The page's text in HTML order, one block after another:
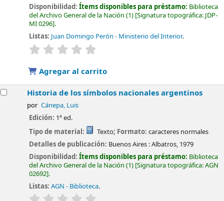
Disponibilidad:Ítems disponibles para préstamo: Biblioteca
del Archivo General de la Nación (1) Signatura topográfica: JDP-
MI 0296 .
Listas: Juan Domingo Perón - Ministerio del Interior.
valoración
Agregar al carrito
Historia de los símbolos nacionales argentinos
por Cánepa, Luis
Edición: 1ª ed.
Tipo de material:
Texto; Formato: caracteres normales
Detalles de publicación: Buenos Aires :Albatros, 1979
Disponibilidad:Ítems disponibles para préstamo: Biblioteca
del Archivo General de la Nación (1) Signatura topográfica:AGN
02692 .
Listas: AGN - Biblioteca.
valoración